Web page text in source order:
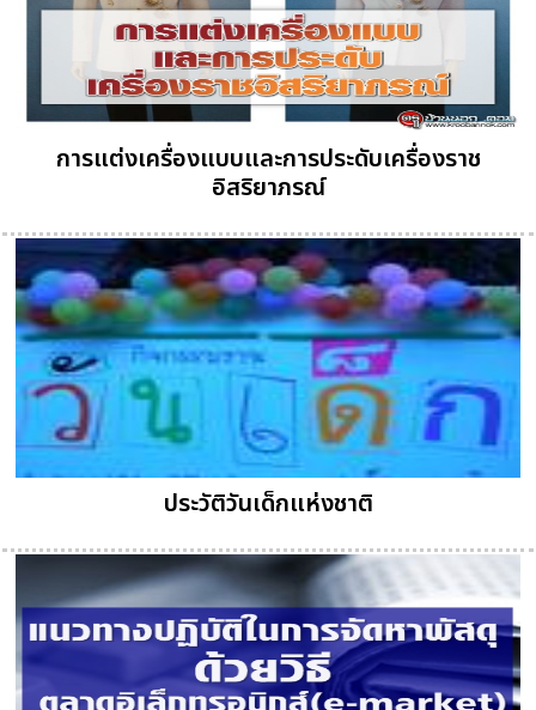
การแต่งเครื่องแบบและการประดับเครื่องราช
อิสริยาภรณ์
ประวัติวันเด็กแห่งชาติ